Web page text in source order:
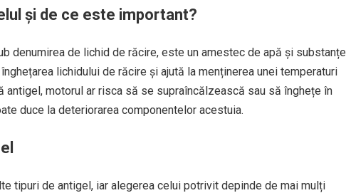
și de ce este important?
denumirea de lichid de răcire, este un amestec de apă și substanțe
lichidului de răcire și ajută la menținerea unei temperaturi
antigel, motorul ar risca să se supraîncălzească sau să înghețe în
duce la deteriorarea componentelor acestuia.
tipuri de antigel, iar alegerea celui potrivit depinde de mai mulți